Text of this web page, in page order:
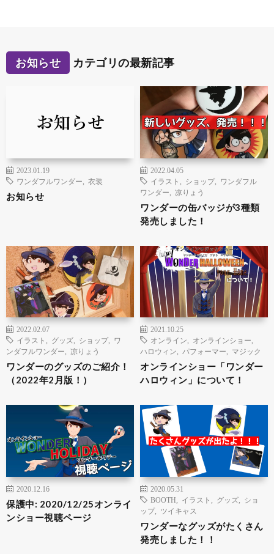
お知らせ カテゴリの最新記事
2023.01.19
ワンダフルワンダー
衣装
お知らせ
2022.04.05
イラスト
ショップ
ワンダフル
ワンダー
凉りょう
ワンダーの缶バッジが3種類
発売しました！
2022.02.07
イラスト
グッズ ショップ
ワ
ンダフルワンダー
凉りょう
ワンダーのグッズのご紹介！
（2022年2月版！）
2021.10.25
オンライン
オンラインショー
ハロウィン
パフォーマー マジック
オンラインショー「ワンダー
ハロウィン」について！
2020.12.16
保護中: 2020/12/25オンライ
ンショー視聴ページ
2020.05.31
BOOTH
イラスト グッズ
ショ
ップ
ツイキャス
ワンダーなグッズがたくさん
発売しました！！